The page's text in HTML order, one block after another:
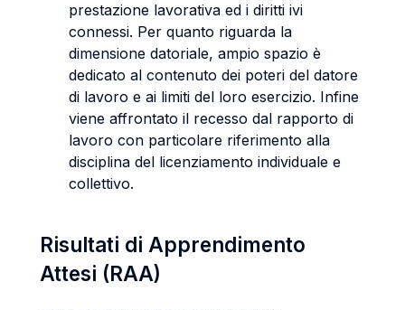
prestazione lavorativa ed i diritti ivi
connessi. Per quanto riguarda la
dimensione datoriale, ampio spazio è
dedicato al contenuto dei poteri del datore
di lavoro e ai limiti del loro esercizio. Infine
viene affrontato il recesso dal rapporto di
lavoro con particolare riferimento alla
disciplina del licenziamento individuale e
collettivo.
Risultati di Apprendimento
Attesi (RAA)